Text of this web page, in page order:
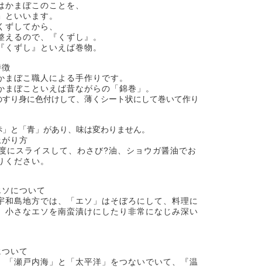
かまぼこのことを、
といいます。
ずしてから、
えるので、『くずし』。
くずし』といえば巻物。
まぼこ職人による手作りです。
まぼこといえば昔ながらの「錦巻」。
り身に色付けして、薄くシート状にして巻いて作り
と「青」があり、味は変わりません。
り方
にスライスして、わさび?油、ショウガ醤油でお
ください。
について
和島地方では、「エソ」はそぼろにして、料理に
小さなエソを南蛮漬けにしたり非常になじみ深い
いて
「瀬戸内海」と「太平洋」をつないでいて、『温